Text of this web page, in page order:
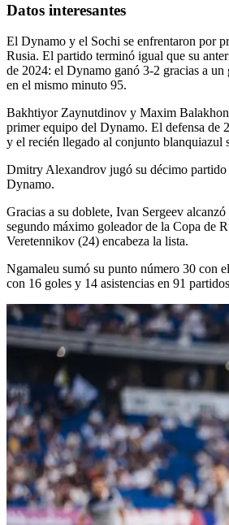
Datos interesantes
El Dynamo y el Sochi se enfrentaron por
Rusia. El partido terminó igual que su
de 2024: el Dynamo ganó 3-2 gracias a
en el mismo minuto 95.
Bakhtiyor Zaynutdinov y Maxim
primer equipo del Dynamo. El defensa de
y el recién llegado al conjunto blanquiazul
Dmitry Alexandrov jugó su décimo
Dynamo.
Gracias a su doblete, Ivan Sergeev
segundo máximo goleador de la Copa de
Veretennikov (24) encabeza la lista.
Ngamaleu sumó su punto número 30 con
con 16 goles y 14 asistencias en 91